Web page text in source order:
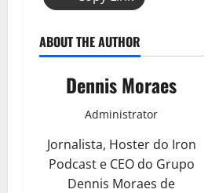
ABOUT THE AUTHOR
Dennis Moraes
Administrator
Jornalista, Hoster do Iron
Podcast e CEO do Grupo
Dennis Moraes de